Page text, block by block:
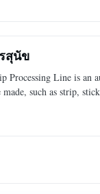
สุนัข
Line is an
such as strip,